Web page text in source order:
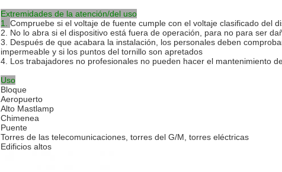
Extremidades de la atención/del uso
1. Compruebe si el voltaje de fuente cumple con el voltaje clasificado del
2. No lo abra si el dispositivo está fuera de operación, para no para ser
3. Después de que acabara la instalación, los personales deben
impermeable y si los puntos del tornillo son apretados
4. Los trabajadores no profesionales no pueden hacer el mantenimiento
Uso
Bloque
Aeropuerto
Alto Mastlamp
Chimenea
Puente
Torres de las telecomunicaciones, torres del G/M, torres eléctricas
Edificios altos